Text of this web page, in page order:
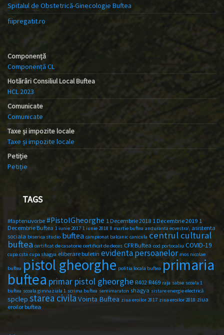
Spitalul de Obstetrică-Ginecologie Buftea
fiipregatit.ro
Componență
Componență CL
Hotărâri Consiliul Local Buftea
HCL 2023
Comunicate
Comunicate
Taxe și impozite locale
Taxe și impozite locale
Petiție
Petiție
TAGS
#faptenuvorbe #PistolGheorghe 1 Decembrie 2018 1 Decembrie 2019 1
Decembrie Buftea 1 iunie 2017 1 iunie 2018 8 martie buftea anduranta ecvestra\ asistenta
sociala biserica studio buftea campionat balcanic canicula centrul cultural
buftea certificat de casatorie certificat de deces CFR Buftea cod portocaliu COVID-19
cupa csta cupa shagya eliberare buletin evidenta persoanelor mos nicolae
buftea pistol gheorghe politia locala buftea primaria
buftea primar pistol gheorghe R402 R469 raja sabie scoala 1
buftea scoala gimnaziala 1 scrima buftea semimaraton shagya sistare energie electrică
spclep starea civila Vointa Buftea ziua eroilor 2017 ziua eroilor 2018 ziua
eroilor buftea